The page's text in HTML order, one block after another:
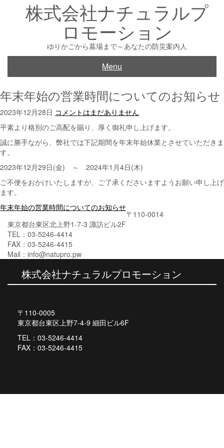
株式会社ナチュラルプ
ロモーション
ゆりかごから墓場まで～あなたの防災案内人
Menu
年末年始の営業時間についてのお知らせ
2023年12月28日 コメントはまだありません
平素より格別のご高配を賜り、厚く御礼申し上げます。
誠に勝手ながら、弊社では下記期間を年末年始休業とさせていただきま
す。
2023年12月29日(金) ～ 2024年1月4日(木)
ご不便をおかけいたしますが、ご了承くださいますようお願い申し上げ
ます。
投
稿
ナ
ビ
ー
年末年始の営業時間についてのお知らせ
〒110-0014
東京都台東区北上野1-7-3 諏訪ビル2F
TEL：03-5246-4414
FAX：03-5246-4415
Mail：info@natupro.pw
株式会社ナチュラルプロモーション
〒110-0005
東京都台東区上野7-4-9 細田ビル6F
TEL：03-5246-4414
FAX：03-5246-4415